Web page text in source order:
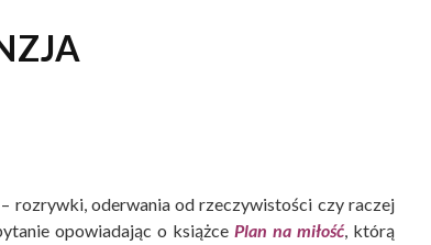
rozrywki, oderwania od rzeczywistości czy raczej
opowiadając o książce Plan na miłość, którą